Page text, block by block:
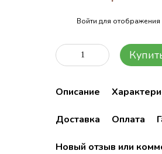
Войти для отображения
Описание
Доставка Оплата
Новый отзыв или